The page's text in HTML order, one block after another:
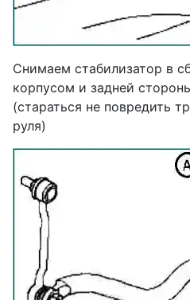
Снимаем стабилизатор в
корпусом и задней
(стараться не повредить
руля)